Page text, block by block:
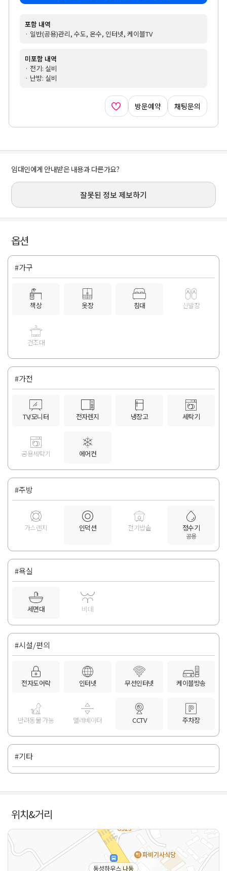
포함 내역
· 일반(공용)관리, 수도, 온수, 인터넷, 케이블TV
미포함 내역
· 전기: 실비
· 난방: 실비
방문예약 채팅문의
임대인에게 안내받은 내용과 다른가요?
잘못된 정보 제보하기
옵션
#가구
책상 옷장 침대 신발장
건조대
#가전
TV/모니터 전자렌지 냉장고 세탁기
공용세탁기 에어컨
#주방
가스렌지 인덕션 전기밥솥 정수기
공용
#욕실
세면대 비데
#시설/편의
전자도어락 인터넷 무선인터넷 케이블방송
반려동물 가능 엘레베이터 CCTV 주차장
#기타
위치&거리
동성하우스 나동